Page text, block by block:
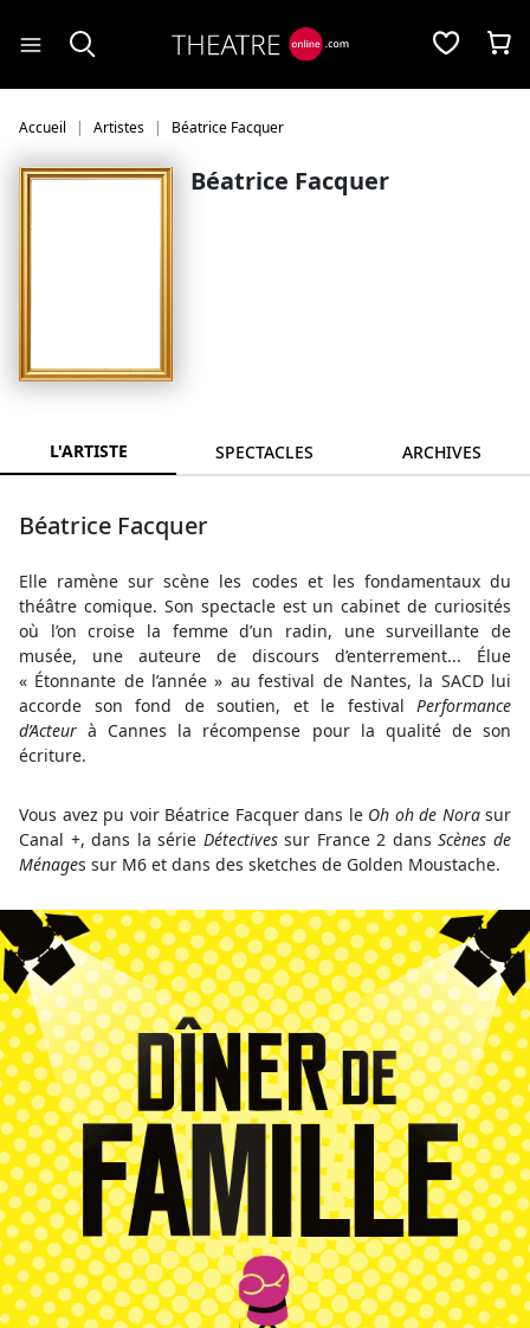
Accueil Artistes Béatrice Facquer
Béatrice Facquer
L'ARTISTE SPECTACLES ARCHIVES
Béatrice Facquer
Elle ramène sur scène les codes et les fondamentaux du
théâtre comique. Son spectacle est un cabinet de curiosités
où l’on croise la femme d’un radin, une surveillante de
musée, une auteure de discours d’enterrement... Élue
« Étonnante de l’année » au festival de Nantes, la SACD lui
accorde son fond de soutien, et le festival Performance
d’Acteur à Cannes la récompense pour la qualité de son
écriture.
Vous avez pu voir Béatrice Facquer dans le Oh oh de Norasur
Canal +, dans la série Détectivessur France 2 dans Scènes de
Ménages sur M6 et dans des sketches de Golden Moustache.